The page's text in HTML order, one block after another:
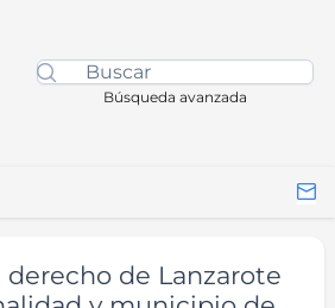
Búsqueda avanzada
de Lanzarote